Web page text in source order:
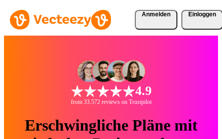
Anmelden Einloggen
4.9
from 33.572 reviews on Trustpilot
Erschwingliche Pläne mit